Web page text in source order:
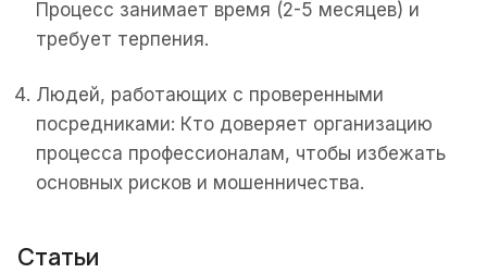
Процесс занимает время (2-5 месяцев) и
требует терпения.
Людей, работающих с проверенными
посредниками: Кто доверяет организацию
процесса профессионалам, чтобы избежать
основных рисков и мошенничества.
Статьи